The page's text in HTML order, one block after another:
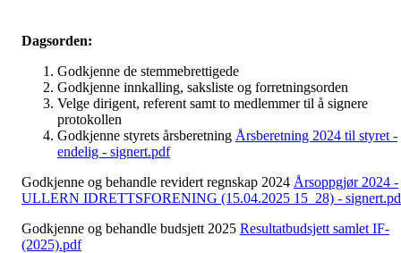
Dagsorden:
Godkjenne de stemmebrettigede
Godkjenne innkalling, saksliste og forretningsorden
Velge dirigent, referent samt to medlemmer til å signere
protokollen
Godkjenne styrets årsberetning Årsberetning 2024 til styret -
endelig - signert.pdf
Godkjenne og behandle revidert regnskap 2024 Årsoppgjør 2024 -
ULLERN IDRETTSFORENING (15.04.2025 15_28) -
Godkjenne og behandle budsjett 2025 Resultatbudsjett samlet IF-
(2025).pdf